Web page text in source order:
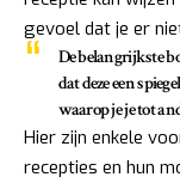
gevoel dat je er
De belangrijkste
dat deze een
waarop je je tot
Hier zijn enkele
recepties en hun